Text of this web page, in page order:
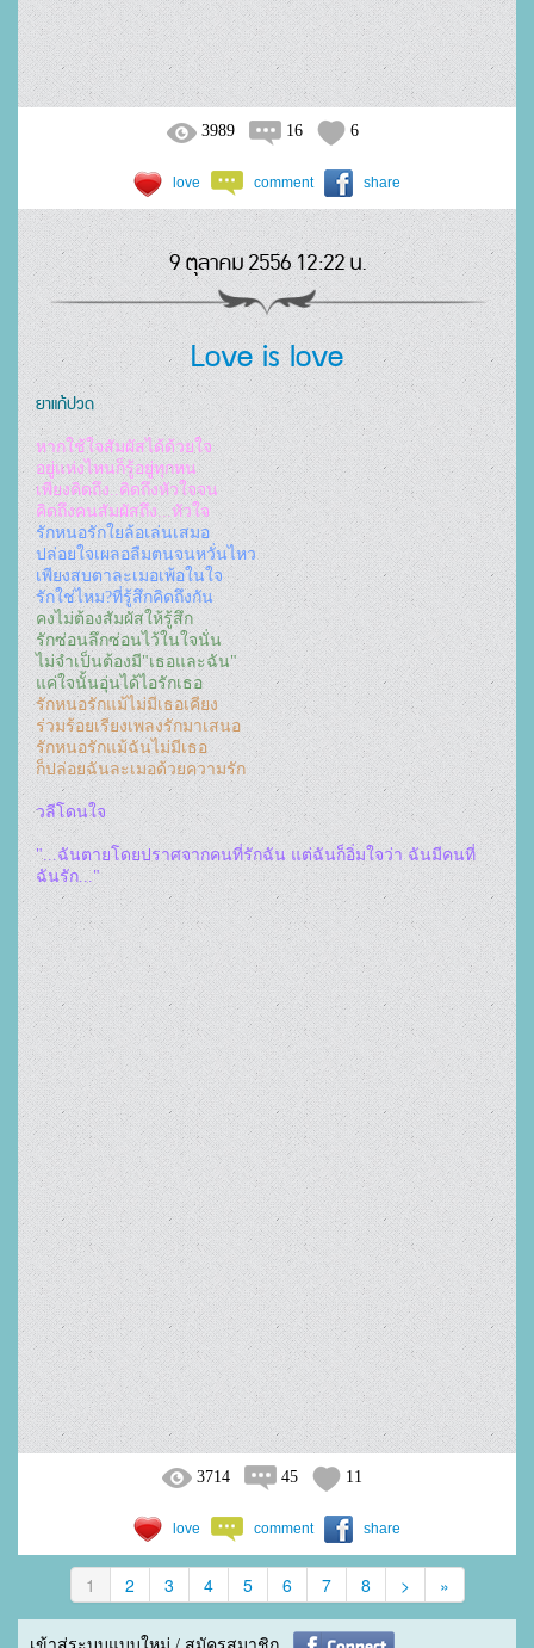
3989 16 6
love comment share
9 ตุลาคม 2556 12:22 น.
Love is love
ยาแก้ปวด
หากใช้ใจสัมผัสได้ด้วยใจ
อยู่แห่งไหนก็รู้อยู่ทุกหน
เพียงคิดถึง..คิดถึงหัวใจจน
คิดถึงคนสัมผัสถึง...หัวใจ
รักหนอรักใยล้อเล่นเสมอ
ปล่อยใจเผลอลืมตนจนหวั่นไหว
เพียงสบตาละเมอเพ้อในใจ
รักใช่ไหม?ที่รู้สึกคิดถึงกัน
คงไม่ต้องสัมผัสให้รู้สึก
รักซ่อนลึกซ่อนไว้ในใจนั่น
ไม่จำเป็นต้องมี"เธอและฉัน"
แค่ใจนั้นอุ่นได้ไอรักเธอ
รักหนอรักแม้ไม่มีเธอเคียง
ร่วมร้อยเรียงเพลงรักมาเสนอ
รักหนอรักแม้ฉันไม่มีเธอ
ก็ปล่อยฉันละเมอด้วยความรัก
วลีโดนใจ
"...ฉันตายโดยปราศจากคนที่รักฉัน แต่ฉันก็อิ่มใจว่า ฉันมีคนที่
ฉันรัก..."
3714 45 11
love comment share
1 2 3 4 5 6 7 8 > »